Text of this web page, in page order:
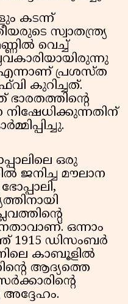
കടന്ന്
സ്വാതന്ത്ര്യ
വെച്ച്
പ്രശസ്ത
കുറിച്ചത്.
നിഷേധിക്കുന്നതിന്
ഒരു
ജനിച്ച മൗലാന
ഒന്നാം
1915 ഡിസംബർ
കാബൂളിൽ
ആദ്യത്തെ
അദ്ദേഹം.